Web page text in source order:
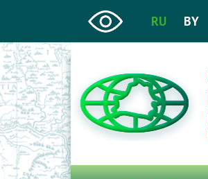
RU BY